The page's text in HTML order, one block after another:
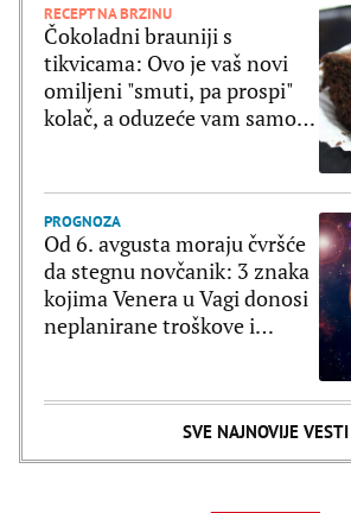
RECEPT NA BRZINU
Čokoladni brauniji s
tikvicama: Ovo je vaš novi
omiljeni "smuti, pa prospi"
kolač, a oduzeće vam samo 5
PROGNOZA
Od 6. avgusta moraju čvršće
da stegnu novčanik: 3 znaka
kojima Venera u Vagi donosi
neplanirane troškove i
SVE NAJNOVIJE VESTI